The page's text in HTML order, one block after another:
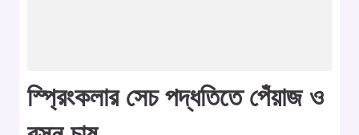
স্প্রিংকলার সেচ পদ্ধতিতে পেঁয়াজ ও